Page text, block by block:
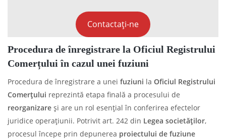
Contactați-ne
Procedura de înregistrare la Oficiul Registrului
Comerțului în cazul unei fuziuni
Procedura de înregistrare a unei fuziuni la Oficiul Registrului
Comerțului reprezintă etapa finală a procesului de
reorganizare și are un rol esențial în conferirea efectelor
juridice operațiunii. Potrivit art. 242 din Legea societăților,
procesul începe prin depunerea proiectului de fuziune